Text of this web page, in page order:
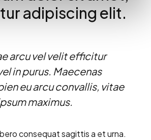
adipiscing elit.
arcu vel velit efficitur
in purus. Maecenas
eu arcu convallis, vitae
maximus.
consequat sagittis a et urna.